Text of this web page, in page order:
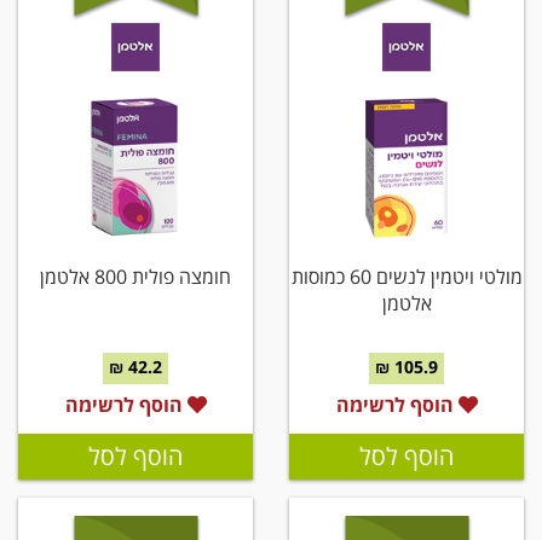
מולטי ויטמין לנשים 60 כמוסות
אלטמן
105.9 ₪
הוסף לרשימה
הוסף לסל
חומצה פולית 800 אלטמן
42.2 ₪
הוסף לרשימה
הוסף לסל